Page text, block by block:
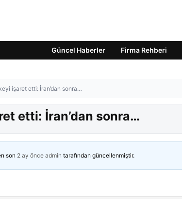
Güncel Haberler Firma Rehberi
işaret etti: İran’dan sonra…
etti: İran’dan sonra…
son 2 ay önce admin tarafından güncellenmiştir.